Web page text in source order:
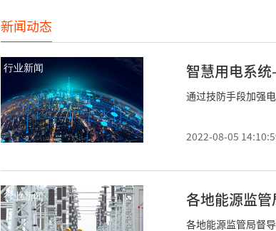
新闻动态
行业新闻 智慧用电系
通过技防手段加强
2022-08-05
行业新闻 各地能源监
各地能源监管局督